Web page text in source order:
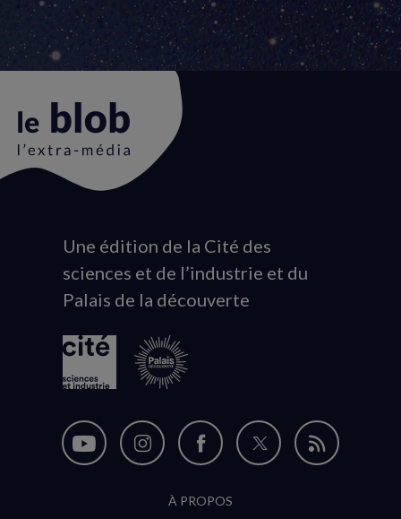
Animation
du
logo
Une édition de la Cité des
sciences et de l’industrie et du
Palais de la découverte
Nous
Nous
Nous
sur
Nous
Flux
À PROPOS